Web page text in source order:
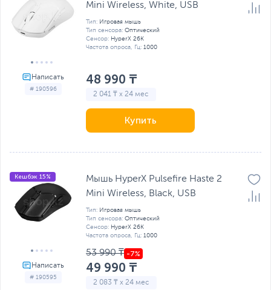
# 190596
Mini Wireless, White, USB
Тип: Игровая мышь
Тип сенсора: Оптический
Сенсор: HyperX 26K
Частота опроса, Гц: 1000
48 990 ₸
2 041 ₸ x 24 мес
Купить
# 190595
Кешбэк 15%
Мышь HyperX Pulsefire Haste 2
Mini Wireless, Black, USB
Тип: Игровая мышь
Тип сенсора: Оптический
Сенсор: HyperX 26K
Частота опроса, Гц: 1000
53 990 ₸
49 990 ₸
2 083 ₸ x 24 мес